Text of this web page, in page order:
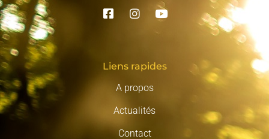
Liens rapides
A propos
Actualités
Contact